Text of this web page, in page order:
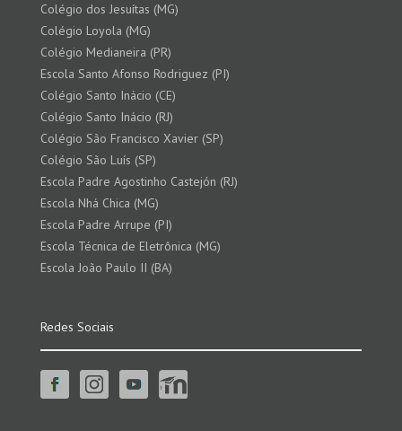
Colégio dos Jesuítas (MG)
Colégio Loyola (MG)
Colégio Medianeira (PR)
Escola Santo Afonso Rodriguez (PI)
Colégio Santo Inácio (CE)
Colégio Santo Inácio (RJ)
Colégio São Francisco Xavier (SP)
Colégio São Luís (SP)
Escola Padre Agostinho Castejón (RJ)
Escola Nhá Chica (MG)
Escola Padre Arrupe (PI)
Escola Técnica de Eletrônica (MG)
Escola João Paulo II (BA)
Redes Sociais